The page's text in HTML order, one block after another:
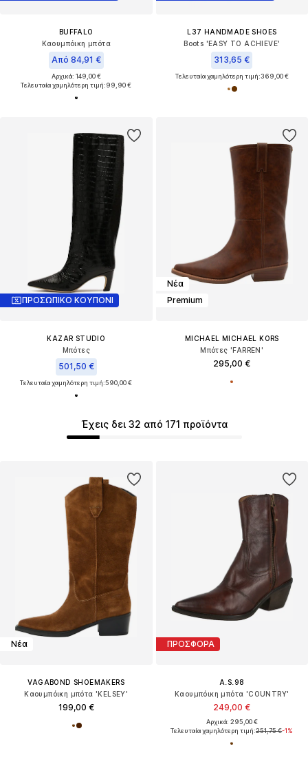
BUFFALO
Καουμπόικη μπότα
Από 84,91 €
Αρχικά: 149,00 €
Τελευταία χαμηλότερη τιμή:99,90 €
L37 HANDMADE SHOES
Boots 'EASY TO ACHIEVE'
313,65 €
Τελευταία χαμηλότερη τιμή:369,00 €
ΠΡΟΣΩΠΙΚΟ ΚΟΥΠΟΝΙ
KAZAR STUDIO
Μπότες
501,50 €
Τελευταία χαμηλότερη τιμή:590,00 €
Νέα
Premium
MICHAEL MICHAEL KORS
Μπότες 'FARREN'
295,00 €
Νέα
VAGABOND SHOEMAKERS
Καουμπόικη μπότα 'KELSEY'
199,00 €
Έχεις δει 32 από 171 προϊόντα
ΠΡΟΣΦΟΡΑ
A.S.98
Καουμπόικη μπότα 'COUNTRY'
249,00 €
Αρχικά: 295,00 €
Τελευταία χαμηλότερη τιμή:251,75 €-1%